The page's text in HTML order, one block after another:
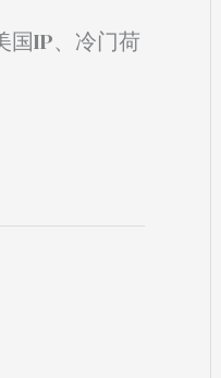
国IP、冷门荷